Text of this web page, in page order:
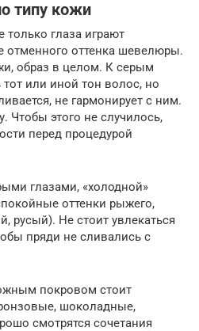
типу кожи
глаза играют
отменного оттенка шевелюры.
образ в целом. К серым
или иной тон волос, но
не гармонирует с ним.
Чтобы этого не случилось,
перед процедурой
глазами, «холодной»
оттенки рыжего,
русый). Не стоит увлекаться
пряди не сливались с
покровом стоит
шоколадные,
смотрятся сочетания